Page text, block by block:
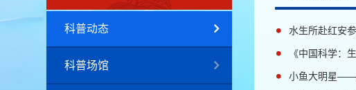
科普动态
科普场馆
水生所赴红安
《中国科学：
小鱼大明星——